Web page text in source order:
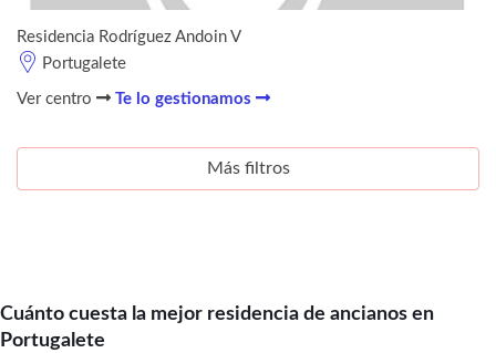
Residencia Rodríguez Andoin V
Portugalete
Ver centro Te lo gestionamos
Más filtros
Cuánto cuesta la mejor residencia de ancianos en
Portugalete